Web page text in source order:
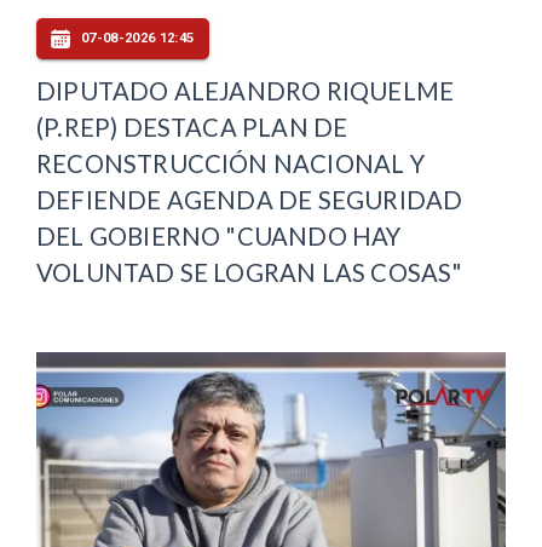
07-08-2026 12:45
DIPUTADO ALEJANDRO RIQUELME
(P.REP) DESTACA PLAN DE
RECONSTRUCCIÓN NACIONAL Y
DEFIENDE AGENDA DE SEGURIDAD
DEL GOBIERNO "CUANDO HAY
VOLUNTAD SE LOGRAN LAS COSAS"